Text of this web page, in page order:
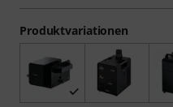
Produktvariationen